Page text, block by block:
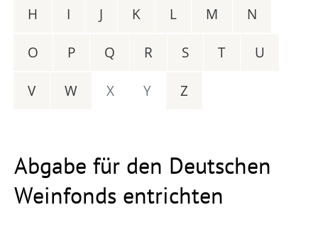
H I J K L M N
O P Q R S T U
V W X Y Z
Abgabe für den Deutschen
Weinfonds entrichten